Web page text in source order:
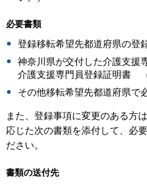
必要書類
登録移転希望先都道府県の登
神奈川県が交付した介護支
介護支援専門員登録証明書
その他移転希望先都道府県で
また、登録事項に変更のある方は
応じた次の書類を添付して、必
ださい。
書類の送付先